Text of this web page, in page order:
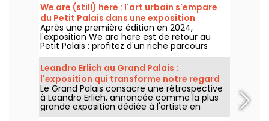
We are (still) here : l'art urbain s'empare
du Petit Palais dans une exposition
gratuite cet été
Après une première édition en 2024,
l'exposition We are here est de retour au
Petit Palais : profitez d'un riche parcours
d'art urbain en plein cœur du musée des
Beaux-Arts. L'exposition est visible
gratuitement du 20 juin au 20 septembre
2026.
Leandro Erlich au Grand Palais :
l'exposition qui transforme notre regard
sur le réel - nos photos
Le Grand Palais consacre une rétrospective
à Leandro Erlich, annoncée comme la plus
grande exposition dédiée à l'artiste en
Europe ! Rendez-vous du 2 juin au 6